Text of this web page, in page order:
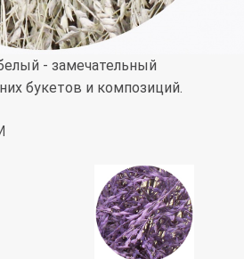
- замечательный
букетов и композиций.